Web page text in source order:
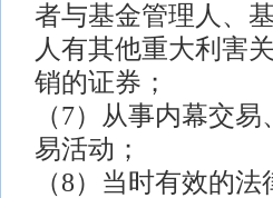
者与基金管理人、
人有其他重大利害
销的证券；
（7）从事内幕交
易活动；
（8）当时有效的